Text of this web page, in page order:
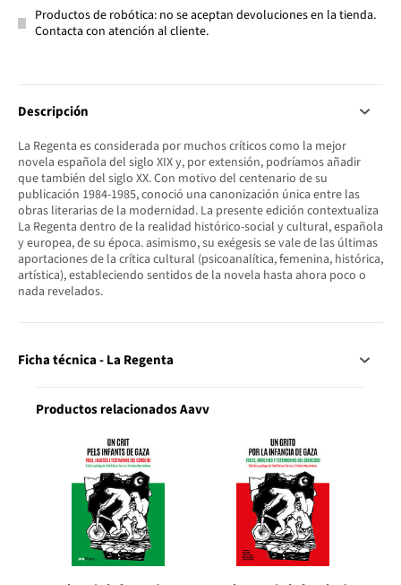
Productos de robótica: no se aceptan devoluciones en la tienda.
Contacta con atención al cliente.
Descripción
La Regenta es considerada por muchos críticos como la mejor
novela española del siglo XIX y, por extensión, podríamos añadir
que también del siglo XX. Con motivo del centenario de su
publicación 1984-1985, conoció una canonización única entre las
obras literarias de la modernidad. La presente edición contextualiza
La Regenta dentro de la realidad histórico-social y cultural, española
y europea, de su época. asimismo, su exégesis se vale de las últimas
aportaciones de la crítica cultural (psicoanalítica, femenina, histórica,
artística), estableciendo sentidos de la novela hasta ahora poco o
nada revelados.
Ficha técnica - La Regenta
Productos relacionados Aavv